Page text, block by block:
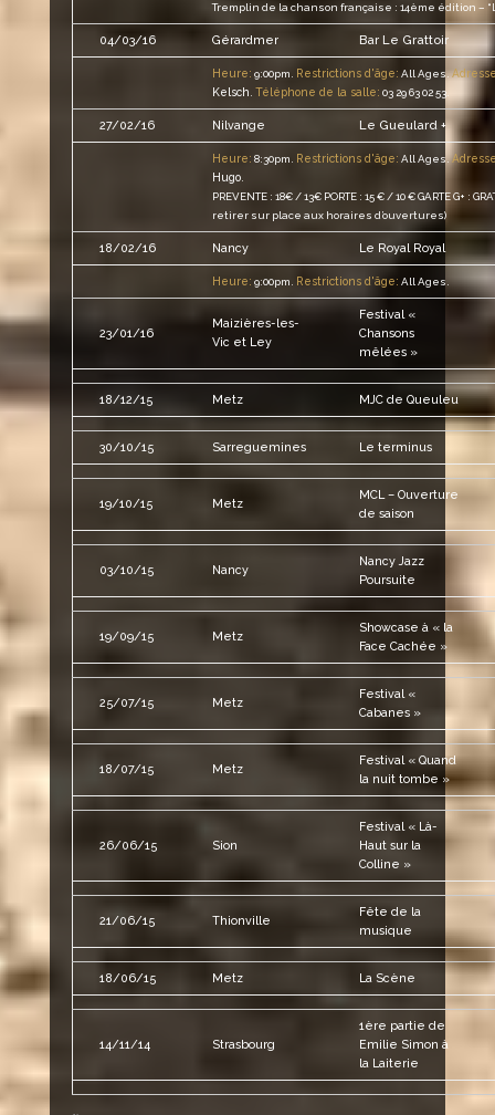
Tremplin de la chanson française : 14ème édition –
04/03/16 Gérardmer Bar Le Grattoir
Heure: 9:00pm. Restrictions d'âge: All Ages.
Kelsch Téléphone de la salle: 03 29 63 02 53.
27/02/16 Nilvange Le Gueulard +
Heure: 8:30pm. Restrictions d'âge: All Ages.
Hugo.
PREVENTE : 18€ / 13€ PORTE : 15 € / 10 € GARTE G+ :
retirer sur place aux horaires d’ouvertures)
18/02/16 Nancy Le Royal Royal
Heure: 9:00pm. Restrictions d'âge: All Ages.
23/01/16
Maizières-les-
Vic et Ley
Festival «
Chansons
mêlées »
18/12/15 Metz MJC de Queuleu
30/10/15 Sarreguemines Le terminus
19/10/15 Metz
MCL – Ouverture
de saison
03/10/15 Nancy
Nancy Jazz
Poursuite
19/09/15 Metz
Showcase à « la
Face Cachée »
25/07/15 Metz
Festival «
Cabanes »
18/07/15 Metz
Festival « Quand
la nuit tombe »
26/06/15 Sion
Festival « Là-
Haut sur la
Colline »
21/06/15 Thionville
Fête de la
musique
18/06/15 Metz La Scène
14/11/14 Strasbourg
1ère partie de
Emilie Simon à
la Laiterie